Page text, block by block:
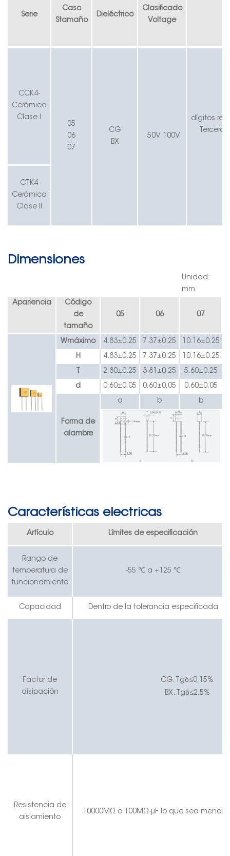
Serie
Caso
Stamaño
Dieléctrico
Clasificado
Voltage
CCK4-
Cerámica
Clase I
05
06
07
CG
BX
50V 100V
dígitos
Tercero
CT K4
Cerámica
Clase II
Dimensiones
Unidad:
mm
Apariencia
Código
de
tamaño
05 06 07
Wmáximo 4.83±0.25 7.37 ±0.25 10.16±0.25
H 4.83±0.25 7.37 ±0.25 10.16±0.25
T 2,80±0.25 3.81 ±0.25 5.60±0.25
d 0,60±0,05 0,60±0,05 0,60±0,05
Forma de
alambre
a b b
Características electricas
Artículo Límites de especificación
Rango de
temperatura de
funcionamiento
-55 ℃ a +125 ℃
Capacidad Dentro de la tolerancia especificada
Factor de
disipación
CG: Tgδ≤0,15%
BX: Tgδ≤2,5%
Resistencia de
aislamiento
10000MΩ o 100MΩ · μF lo que sea menor